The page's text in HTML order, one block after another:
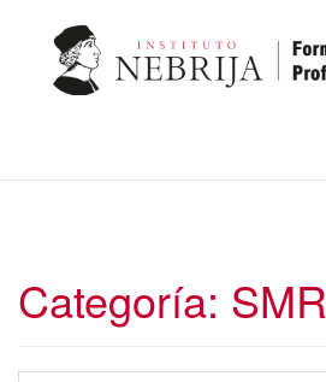
a
Categoría: SMR